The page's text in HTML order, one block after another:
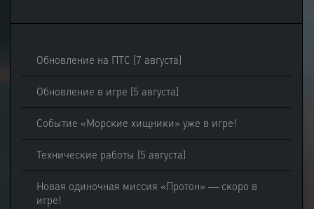
Обновление на ПТС [7 августа]
Обновление в игре [5 августа]
Событие «Морские хищники» уже в игре!
Технические работы [5 августа]
Новая одиночная миссия «Протон» — скоро в
игре!